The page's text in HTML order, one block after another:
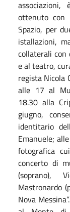
ottenuto con
Spazio, per
istallazioni,
collaterali con
e al teatro,
regista Nicola
alle 17 al
18.30 alla
giugno,
identitario
Emanuele;
fotografica
concerto di
(soprano),
Mastronardo
Nova